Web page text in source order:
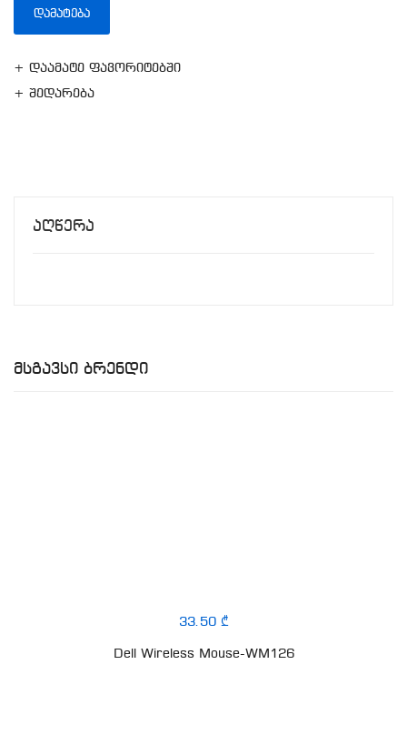
ᲓᲐᲛᲐᲢᲔᲑᲐ
+ დაამატე ფავორიტებში
+ შედარება
Აღწერა
Მსგავსი Ბრენდი
33.50 ₾
Dell Wireless Mouse-WM126